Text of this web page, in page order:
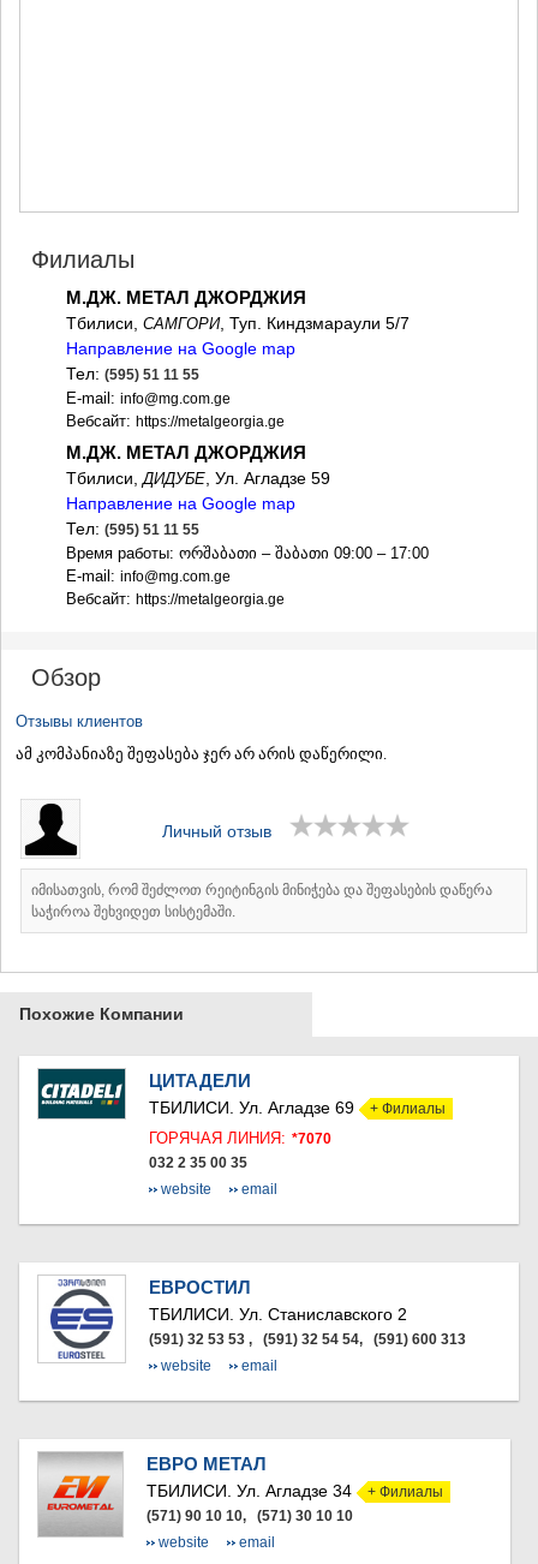
АБАША
МАРТВИЛИ
МЕСТИА
СЕНАКИ
ПОТИ
ЧХОРОЦКУ
ЦАЛЕНДЖИХА
ХОБИ
АНАКЛИА
САМЦХЕ-ДЖАВАХЕТИ
АДИГЕНИ
АСПИНДЗА
АХАЛКАЛАКИ
НИНОЦМИНДА
АБАСТУМАНИ
КВЕМО КАРТЛИ
ГАРДАБАНИ
ДМАНИСИ
ТЕТРИЦКАРО
МАРНЕУЛИ
РУСТАВИ
ЦАЛКА
КАСПИ
ХАШУРИ
ГРУЗИЯ
Филиалы
М.ДЖ. МЕТАЛ ДЖОРДЖИЯ
Тбилиси, САМГОРИ, Туп. Киндзмараули 5/7
Направление на Google map
Тел: (595) 51 11 55
E-mail: info@mg.com.ge
Вебсайт: https://metalgeorgia.ge
М.ДЖ. МЕТАЛ ДЖОРДЖИЯ
Тбилиси, ДИДУБЕ , Ул. Агладзе 59
Направление на Google map
Тел: (595) 51 11 55
Время работы: ორშაბათი – შაბათი 09:00 – 17:00
E-mail: info@mg.com.ge
Вебсайт: https://metalgeorgia.ge
Обзор
Отзывы клиентов
ამ კომპანიაზე შეფასება ჯერ არ არის დაწერილი.
Личный отзыв
იმისათვის, რომ შეძლოთ რეიტინგის მინიჭება და შეფასების დაწერა
საჭიროა შეხვიდეთ სისტემაში.
Похожие Компании
ЦИТАДЕЛИ
ТБИЛИСИ. Ул. Агладзе 69 + Филиалы
ГОРЯЧАЯ ЛИНИЯ: *7070
032 2 35 00 35
website
email
ЕВРОСТИЛ
ТБИЛИСИ. Ул. Станиславского 2
(591) 32 53 53 , (591) 32 54 54, (591) 600 313
website
email
ЕВРО МЕТАЛ
ТБИЛИСИ.Ул. Агладзе 34+ Филиалы
(571) 90 10 10, (571) 30 10 10
website
email